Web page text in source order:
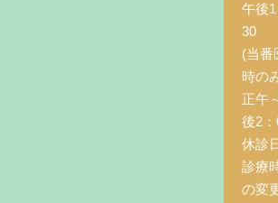
午後
30
(当番
時の
正午
後2
休診
診療
の変